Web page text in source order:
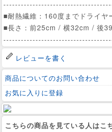
■耐熱繊維：160度までドライヤ
■長さ：前25cm / 横32cm / 後
レビューを書く
商品についてのお問い合わせ
お気に入りに登録
こちらの商品を見ている人はこ